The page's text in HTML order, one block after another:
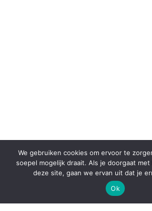
We gebruiken cookies om ervoor te
soepel mogelijk draait. Als je doorgaat
deze site, gaan we ervan uit dat je
Ok